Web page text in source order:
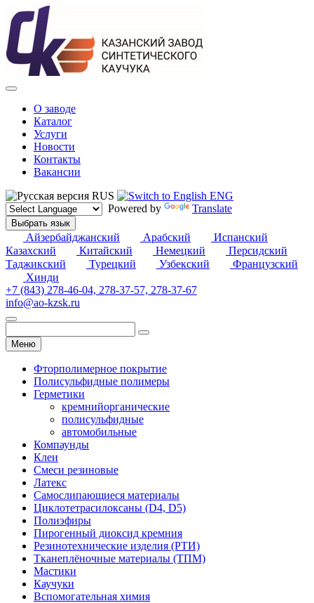
О заводе
Каталог
Услуги
Новости
Контакты
Вакансии
RUS
ENG
Powered by
Translate
Выбрать язык
Айзербайджанский Арабский
Испанский
Казахский
Китайский Немецкий
Персидский
Таджикский
Турецкий Узбекский
Французский
Хинди
+7 (843) 278-46-04, 278-37-57, 278-37-67
info@ao-kzsk.ru
Меню
Фторполимерное покрытие
Полисульфидные полимеры
Герметики
кремнийорганические
полисульфидные
автомобильные
Компаунды
Клеи
Смеси резиновые
Латекс
Самослипающиеся материалы
Циклотетрасилоксаны (D4, D5)
Полиэфиры
Пирогенный диоксид кремния
Резинотехнические изделия (РТИ)
Тканеплёночные материалы (ТПМ)
Мастики
Каучуки
Вспомогательная химия